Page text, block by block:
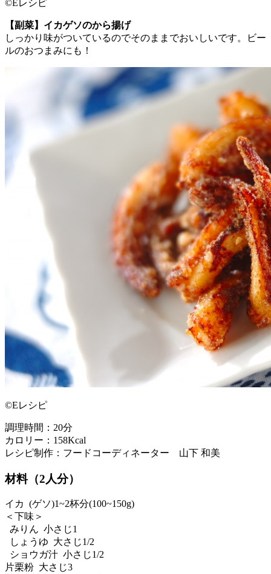
©Eレシピ
【副菜】イカゲソのから揚げ
しっかり味がついているのでそのままでおいしいです。ビー
ルのおつまみにも！
©Eレシピ
調理時間：20分
カロリー：158Kcal
レシピ制作：フードコーディネーター 山下 和美
材料（2人分）
イカ (ゲソ)1~2杯分(100~150g)
＜下味＞
みりん 小さじ1
しょうゆ 大さじ1/2
ショウガ汁 小さじ1/2
片栗粉 大さじ3